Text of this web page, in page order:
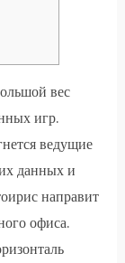
вес
игр.
ведущие
данных и
направит
офиса.